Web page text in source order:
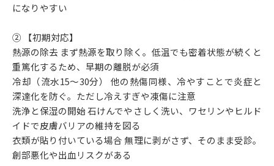
になりやすい
② 【初期対応】
熱源の除去 まず熱源を取り除く。低温でも密着状態が続くと
重篤化するため、早期の離脱が必須
冷却（流水15〜30分） 他の熱傷同様、冷やすことで炎症と
深達化を防ぐ。ただし冷えすぎや凍傷に注意
洗浄と保湿の開始 石けんでやさしく洗い、ワセリンやヒルド
イドで皮膚バリアの維持を図る
衣類が貼り付いている場合 無理に剥がさず、そのまま受診。
創部悪化や出血リスクがある